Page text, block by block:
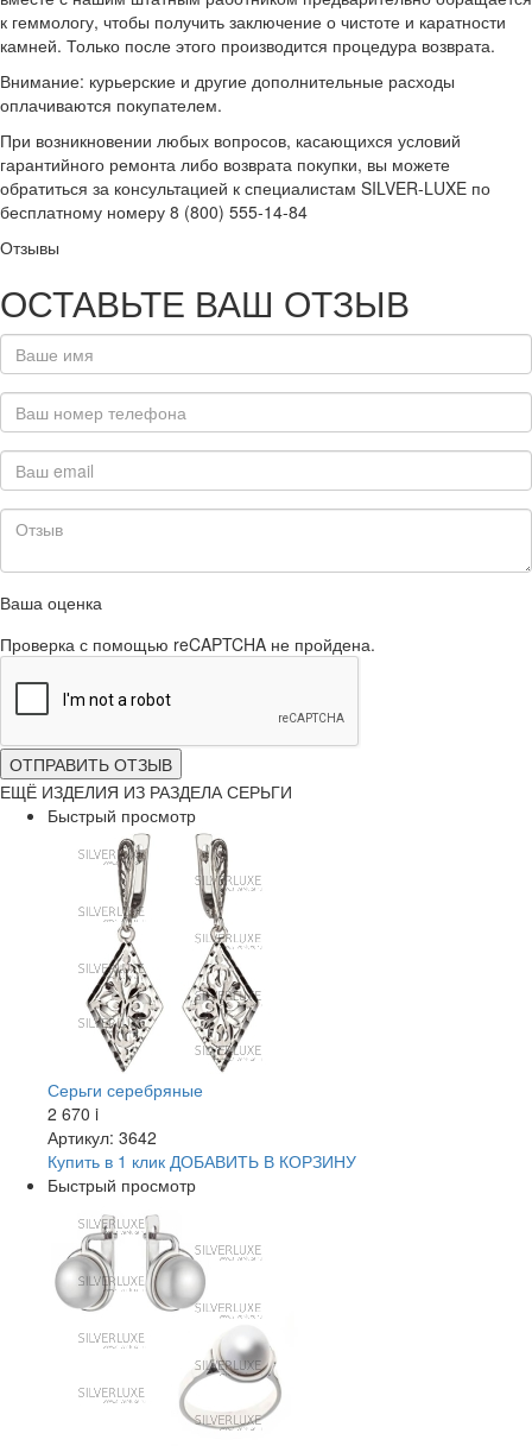
к геммологу, чтобы получить заключение о чистоте и каратности
камней. Только после этого производится процедура возврата.
Внимание: курьерские и другие дополнительные расходы
оплачиваются покупателем.
При возникновении любых вопросов, касающихся условий
гарантийного ремонта либо возврата покупки, вы можете
обратиться за консультацией к специалистам SILVER-LUXE по
бесплатному номеру 8 (800) 555-14-84
Отзывы
ОСТАВЬТЕ ВАШ ОТЗЫВ
Ваша оценка
Проверка с помощью reCAPTCHA не пройдена.
ОТПРАВИТЬ ОТЗЫВ
ЕЩЁ ИЗДЕЛИЯ ИЗ РАЗДЕЛА СЕРЬГИ
Быстрый просмотр
Серьги серебряные
2 670 i
Артикул: 3642
Купить в 1 клик ДОБАВИТЬ В КОРЗИНУ
Быстрый просмотр